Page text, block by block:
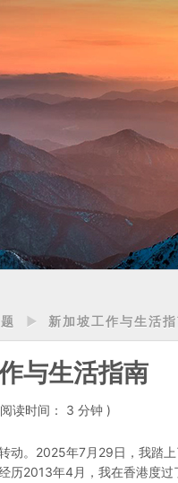
► 新加坡工作与生活
与生活指南
阅读时间： 3 分钟 )
动。2025年7月29日，我踏
历2013年4月，我在香港度